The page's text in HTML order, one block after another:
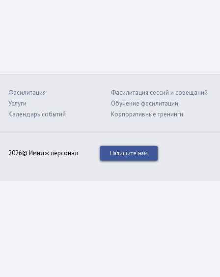
Фасилитация
Услуги
Календарь событий
Фасилитация сессий и совещаний
Обучение фасилитации
Корпоративные тренинги
2026© Имидж персонал Напишите нам